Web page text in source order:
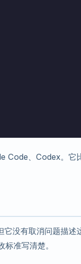
Code、Codex。它
没有取消问题描
准写清楚。